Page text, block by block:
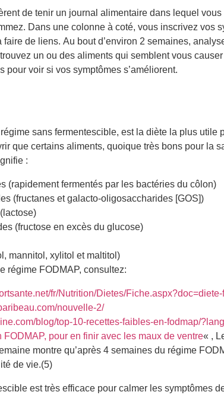
de tenir un journal alimentaire dans lequel
Dans une colonne à coté, vous inscrivez vos
faire de liens. Au bout d’environ 2 semaines,
un ou des aliments qui semblent vous
pour voir si vos symptômes s’améliorent.
sans fermentescible, est la diète la plus
que certains aliments, quoique très bons pour la
:
(rapidement fermentés par les bactéries du côlon)
(fructanes et galacto-oligosaccharides [GOS])
(fructose en excès du glucose)
mannitol, xylitol et maltitol)
régime FODMAP, consultez:
fr/Nutrition/Dietes/
nouvelle-2/
blog/top-10-recettes-faibles-en-fodmap/
FODMAP, pour en finir avec les maux de ventre« ,
montre qu’après 4 semaines du régime
de vie.(5)
est très efficace pour calmer les symptômes